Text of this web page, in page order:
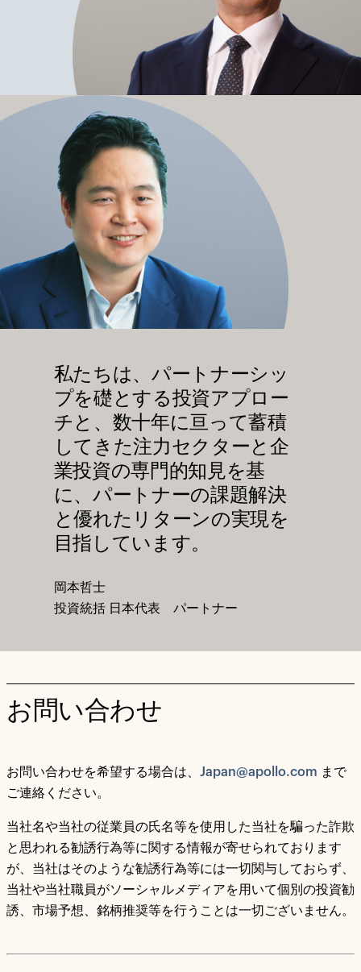
私たちは、パートナーシッ
プを礎とする投資アプロー
チと、数十年に亘って蓄積
してきた注力セクターと企
業投資の専門的知見を基
に、パートナーの課題解決
と優れたリターンの実現を
目指しています。
岡本哲士
投資統括 日本代表 パートナー
お問い合わせ
お問い合わせを希望する場合は、 Japan@apollo.com まで
ご連絡ください。
当社名や当社の従業員の氏名等を使用した当社を騙った詐欺
と思われる勧誘行為等に関する情報が寄せられております
が、当社はそのような勧誘行為等には一切関与しておらず、
当社や当社職員がソーシャルメディアを用いて個別の投資勧
誘、市場予想、銘柄推奨等を行うことは一切ございません。